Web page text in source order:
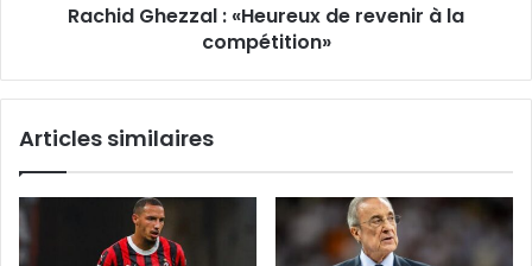
Rachid Ghezzal : «Heureux de revenir à la
compétition»
Articles similaires